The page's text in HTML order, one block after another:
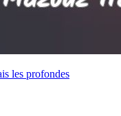
les profondes